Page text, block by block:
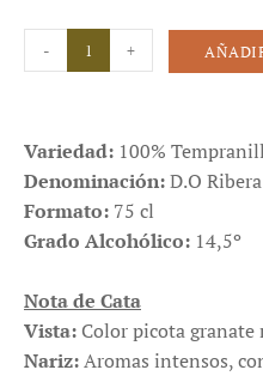
- +
Variedad: 100%
Denominación:D.O
Formato: 75 cl
Grado Alcohólico: 14,5º
Nota de Cata
Vista: Color picota granate
Nariz:Aromas intensos,